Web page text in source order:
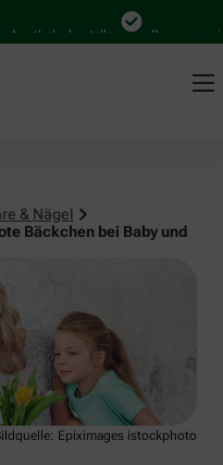
bestellen Bequem
& Nägel
Bäckchen bei Baby und
Epiximages istockphoto